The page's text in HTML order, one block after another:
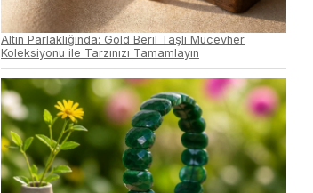
Altın Parlaklığında: Gold Beril Taşlı Mücevher
Koleksiyonu ile Tarzınızı Tamamlayın